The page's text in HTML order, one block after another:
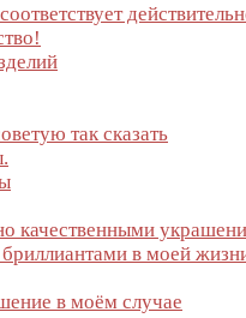
так сказать
качественными
в моей
в моём случае